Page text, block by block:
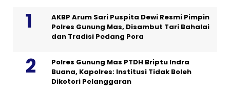
AKBP Arum Sari Puspita Dewi Resmi Pimpin
Polres Gunung Mas, Disambut Tari Bahalai
dan Tradisi Pedang Pora
Polres Gunung Mas PTDH Briptu Indra
Buana, Kapolres: Institusi Tidak Boleh
Dikotori Pelanggaran